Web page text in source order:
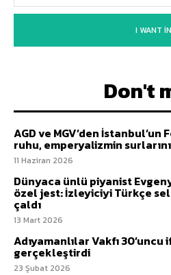
I WANT IN
Don't
AGD ve MGV’den
ruhu, emperyalizmin
11 Haziran 2026
Dünyaca ünlü piyanist
özel jest: İzleyiciyi Türkçe
çaldı
13 Mart 2026
Adıyamanlılar Vakfı
gerçekleştirdi
23 Şubat 2026